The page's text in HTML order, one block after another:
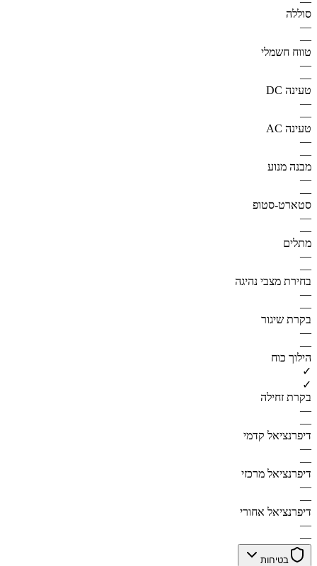
סוללה
—
—
טווח חשמלי
—
—
טעינה DC
—
—
טעינה AC
—
—
מבנה מנוע
—
—
סטארט-סטופ
—
—
מתלים
—
—
בחירת מצבי נהיגה
—
—
בקרת שיגור
—
—
הילוך כוח
✓
✓
בקרת זחילה
—
—
דיפרנציאל קדמי
—
—
דיפרנציאל מרכזי
—
—
דיפרנציאל אחורי
—
—
בטיחות